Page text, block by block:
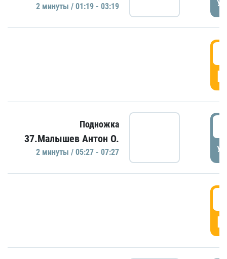
2 минуты / 01:19 - 03:19
Подножка
37.Малышев Антон О.
2 минуты / 05:27 - 07:27